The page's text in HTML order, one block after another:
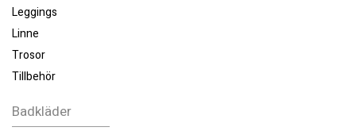
Leggings
Linne
Trosor
Tillbehör
Badkläder